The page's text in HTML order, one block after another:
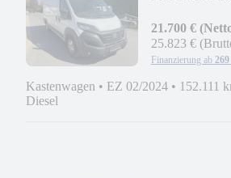
21.700 €
25.823 €
Finanzierung ab
Kastenwagen • EZ 02/2024 • 152.111
Diesel